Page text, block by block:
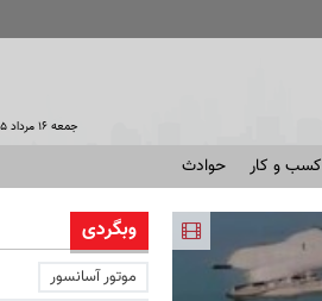
- جمعه ۱۶ مرداد ۱۴۰۵
کسب و کار حوادث
وبگردی
موتور آسانسور